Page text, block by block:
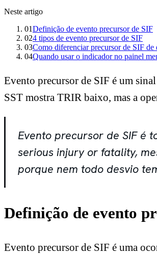
Neste artigo
01Definição de evento precursor de SIF
024 tipos de evento precursor de SIF
03Como diferenciar precursor de SIF de
04Quando usar o indicador no painel
Evento precursor de SIF é um
SST mostra TRIR baixo, mas a
Evento precursor de SIF é
serious injury or fatality,
porque nem todo desvio
Definição de evento
Evento precursor de SIF é uma